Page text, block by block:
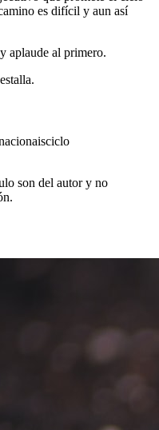
es difícil y aun así
aplaude al primero.
ciclo
son del autor y no